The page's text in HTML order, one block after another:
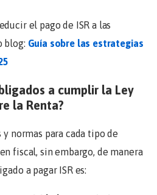
el pago de ISR a las
blog: Guía sobre las estrategias
a cumplir la Ley
la Renta?
normas para cada tipo de
fiscal, sin embargo, de manera
a pagar ISR es: